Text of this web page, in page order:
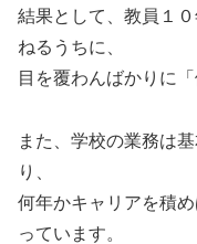
結果として、教員１
ねるうちに、
目を覆わんばかりに
また、学校の業務は
り、
何年かキャリアを積
っています。